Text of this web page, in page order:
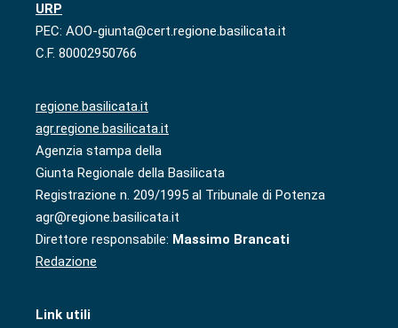
URP
PEC: AOO-giunta@cert.regione.basilicata.it
C.F. 80002950766
regione.basilicata.it
agr.regione.basilicata.it
Agenzia stampa della
Giunta Regionale della Basilicata
Registrazione n. 209/1995 al Tribunale di Potenza
agr@regione.basilicata.it
Direttore responsabile: Massimo Brancati
Redazione
Link utili